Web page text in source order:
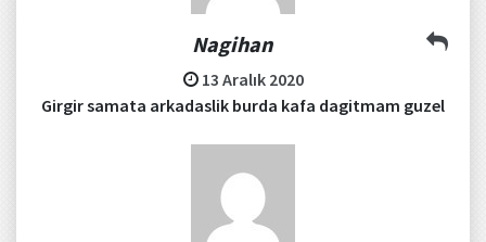
Nagihan
13 Aralık 2020
Girgir samata arkadaslik burda kafa dagitmam guzel